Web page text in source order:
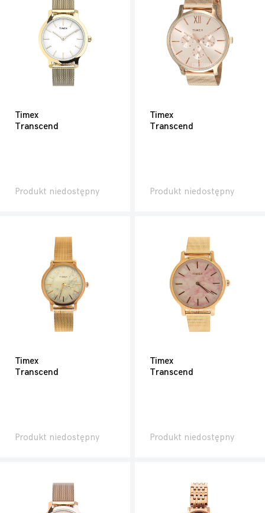
Timex
Transcend
Produkt niedostępny
Timex
Transcend
Produkt niedostępny
Timex
Transcend
Produkt niedostępny
Timex
Transcend
Produkt niedostępny